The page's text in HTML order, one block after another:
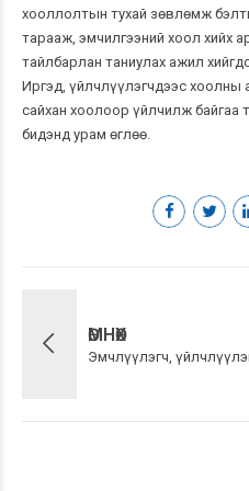
хооллолтын тухай зөвлөмж
тарааж, эмчилгээний хоол хийх
тайлбарлан таниулах ажил
Иргэд, үйлчлүүлэгчдээс
сайхан хоолоор үйлчилж байгаа
бидэнд урам өглөө.
ӨМНӨХ
Эмчлүүлэгч,